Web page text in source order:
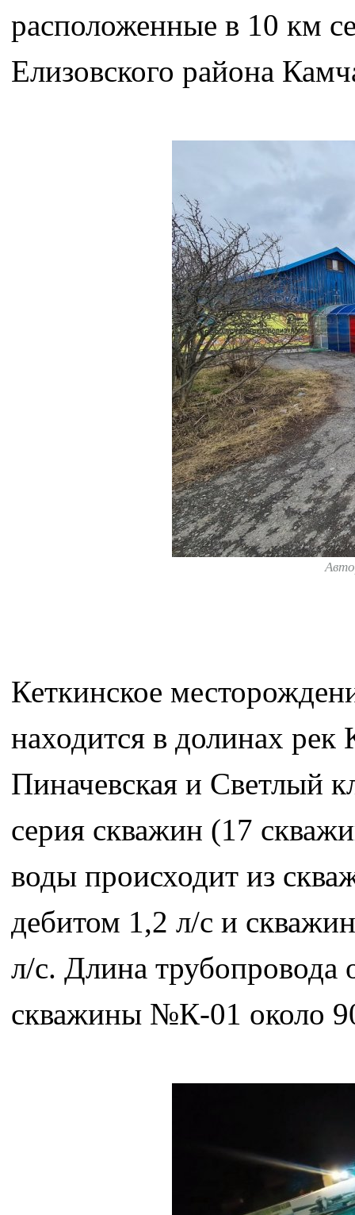
расположенные в 10 км
Елизовского района
Кеткинское
находится в долинах рек
Пиначевская и Светлый
серия скважин (17
воды происходит из
дебитом 1,2 л/с и
л/с. Длина
скважины №К-01 около